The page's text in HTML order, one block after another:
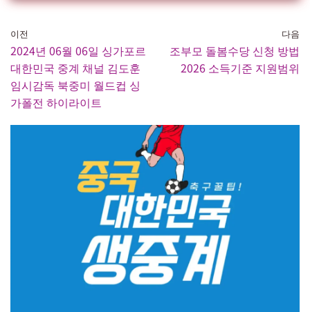
이전
2024년 06월 06일 싱가포르
대한민국 중계 채널 김도훈
임시감독 북중미 월드컵 싱
가폴전 하이라이트
다음
조부모 돌봄수당 신청 방법
2026 소득기준 지원범위